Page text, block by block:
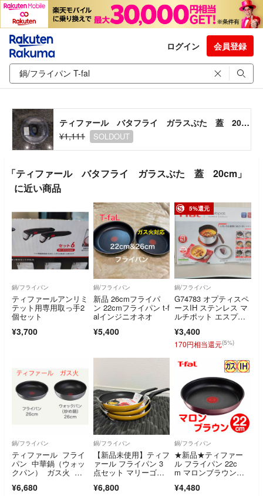
ログイン 会員登録
ティファール バタフライ ガラスぶた 蓋 20cm
¥1,111
SOLDOUT
「ティファール バタフライ ガラスぶた 蓋 20cm」
に近い商品
鍋/フライパン
ティファールアンリミ
テット用専用取っ手2
個セット
¥3,700
鍋/フライパン
新品 26cmフライパ
ン 22cmフライパン t-f
alインジニオネオ
¥5,400
5%還元
鍋/フライパン
G74783 オプティスペ
ースIH ステンレス マ
ルチポット エスプレ
¥3,400
170円相当還元(5%)
鍋/フライパン
ティファール フライ
パン 中華鍋（ウォッ
クパン） ガス火 フ
ち 2点セット
¥6,680
鍋/フライパン
【新品未使用】ティフ
ァール フライパン 3
点セット マリーゴー
¥6,800
鍋/フライパン
★新品★ティファー
ル フライパン 22c
m マロンブラウン・
¥4,480